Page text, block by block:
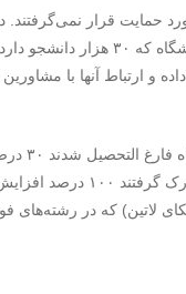
حمایت قرار نمی‌گرفتند.
و واحد با مشکل روبرو می‌شدند و در نهایت دانشگاه
و ارتباط آنها با
نتایج این کار
مردان سیاه‌پوستی که در رشته‌های مهندسی، فناوری،
لاتین) که در رشته‌های